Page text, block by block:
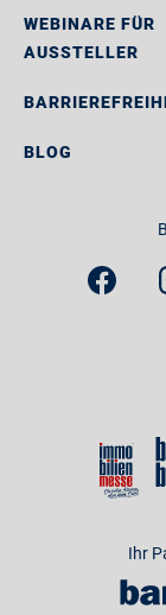
WEBINARE FÜR
AUSSTELLER
BLOG
Ihr